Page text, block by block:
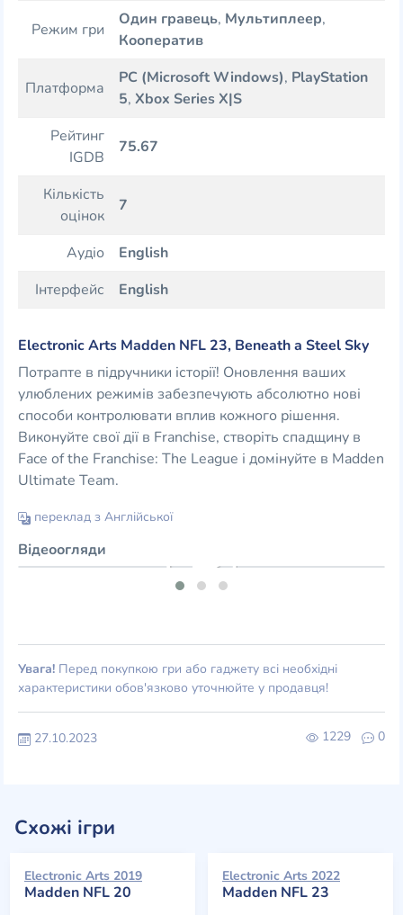
Режим гри
Один гравець, Мультиплеер,
Кооператив
Платформа
PC (Microsoft Windows), PlayStation
5, Xbox Series X|S
Рейтинг
IGDB
75.67
Кількість
оцінок
7
Аудіо
English
Інтерфейс
English
Electronic Arts Madden NFL 23, Beneath a Steel Sky
Потрапте в підручники історії! Оновлення ваших
улюблених режимів забезпечують абсолютно нові
способи контролювати вплив кожного рішення.
Виконуйте свої дії в Franchise, створіть спадщину в
Face of the Franchise: The League і домінуйте в Madden
Ultimate Team.
переклад з Англійської
Відеоогляди
Увага! Перед покупкою гри або гаджету всі необхідні
характеристики обов'язково уточнюйте у продавця!
1229 0
27.10.2023
Схожі ігри
Electronic Arts 2019
Madden NFL 20
Electronic Arts 2022
Madden NFL 23